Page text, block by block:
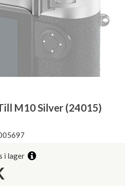
M10 Silver (24015)
i lager